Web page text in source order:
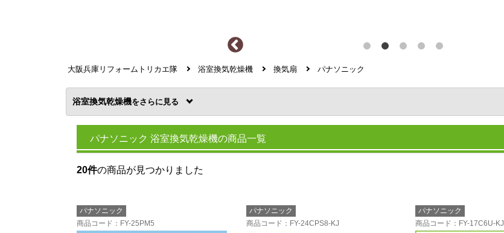
大阪兵庫リフォームトリカエ隊 浴室換気乾燥機 換気扇 パナソニック
浴室換気乾燥機を
パナソニック 浴室換気乾燥機の商品一覧
20件の商品が見つかりました
パナソニック
商品コード ：FY-25PM5
パナソニック
商品コード ：FY-24CPS8-KJ
パナソニック
商品コード ：FY-17C6U-KJ